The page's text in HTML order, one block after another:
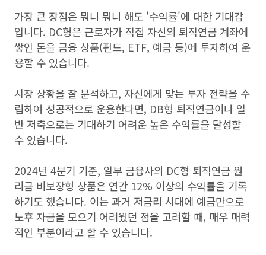
가장 큰 장점은 뭐니 뭐니 해도 '수익률'에 대한 기대감
입니다. DC형은 근로자가 직접 자신의 퇴직연금 계좌에
쌓인 돈을 금융 상품(펀드, ETF, 예금 등)에 투자하여 운
용할 수 있습니다.
시장 상황을 잘 분석하고, 자신에게 맞는 투자 전략을 수
립하여 성공적으로 운용한다면, DB형 퇴직연금이나 일
반 저축으로는 기대하기 어려운 높은 수익률을 달성할
수 있습니다.
2024년 4분기 기준, 일부 금융사의 DC형 퇴직연금 원
리금 비보장형 상품은 연간 12% 이상의 수익률을 기록
하기도 했습니다. 이는 과거 저금리 시대에 예금만으로
노후 자금을 모으기 어려웠던 점을 고려할 때, 매우 매력
적인 부분이라고 할 수 있습니다.